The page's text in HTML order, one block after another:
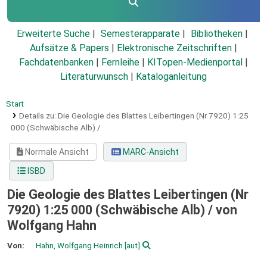
Erweiterte Suche Semesterapparate
Bibliotheken
Aufsätze & Papers
Elektronische Zeitschriften
Fachdatenbanken
Fernleihe KITopen-Medienportal
Literaturwunsch
Kataloganleitung
Start
Details zu: Die Geologie des Blattes Leibertingen (Nr 7920) 1:25
000 (Schwäbische Alb) /
Normale Ansicht
MARC-Ansicht
ISBD
Die Geologie des Blattes Leibertingen (Nr
7920) 1:25 000 (Schwäbische Alb) / von
Wolfgang Hahn
Von: Hahn, Wolfgang Heinrich [aut]